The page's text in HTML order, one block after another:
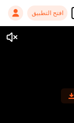
افتح التطبيق